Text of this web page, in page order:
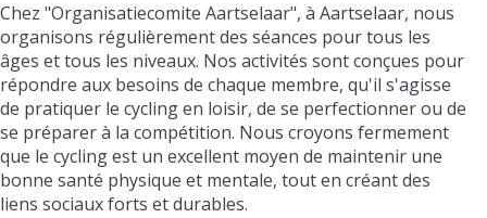
Chez "Organisatiecomite Aartselaar", à Aartselaar, nous
organisons régulièrement des séances pour tous les
âges et tous les niveaux. Nos activités sont conçues pour
répondre aux besoins de chaque membre, qu'il s'agisse
de pratiquer le cycling en loisir, de se perfectionner ou de
se préparer à la compétition. Nous croyons fermement
que le cycling est un excellent moyen de maintenir une
bonne santé physique et mentale, tout en créant des
liens sociaux forts et durables.